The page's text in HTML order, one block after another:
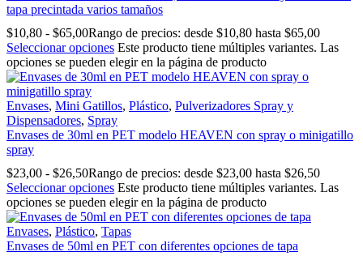
tapa precintada varios tamaños
$10,80 - $65,00Rango de precios: desde $10,80 hasta $65,00
Seleccionar opciones Este producto tiene múltiples variantes. Las
opciones se pueden elegir en la página de producto
Envases, Mini Gatillos, Plástico, Pulverizadores Spray y
Dispensadores, Spray
Envases de 30ml en PET modelo HEAVEN con spray o minigatillo
spray
$23,00 - $26,50Rango de precios: desde $23,00 hasta $26,50
Seleccionar opciones Este producto tiene múltiples variantes. Las
opciones se pueden elegir en la página de producto
Envases, Plástico, Tapas
Envases de 50ml en PET con diferentes opciones de tapa